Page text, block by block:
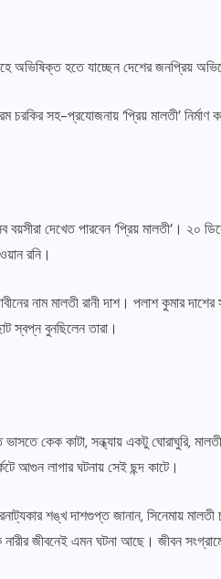
অভিষিক্ত হতে যাচ্ছেন দেশের জনপ্রিয়
চরকির সহ-প্রযোজনায় ‘প্রিয় মালতী’
দেখেত পারবেন ‘প্রিয় মালতী’। ২০
রনি।
নাম মালতী রানী দাশ। পলাশ কুমার
স্বপ্ন বুনছিলেন তারা।
ভাসতে কেক কাটা, সন্ধ্যায় একটু ঘোরাঘুরি,
আগুন লাগার ঘটনায় সেই ছন্দ কাটে।
শঙ্খ দাশগুপ্ত জানান, সিনেমায়
জীবনেই এমন ঘটনা আছে। জীবন